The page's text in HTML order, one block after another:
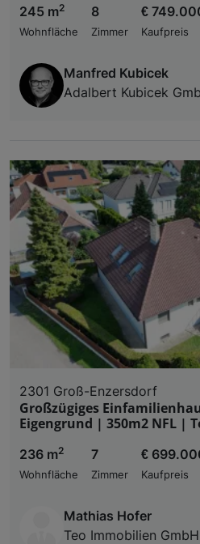
245 m2
Wohnfläche
8
Zimmer
€
Kaufpreis
Manfred Kubicek
Adalbert Kubicek
2301 Groß-Enzersdorf
Großzügiges
Eigengrund | 350m2 NFL |
236 m2
Wohnfläche
7
Zimmer
€
Kaufpreis
Mathias Hofer
Teo Immobilien GmbH